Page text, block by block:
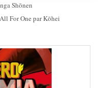
Shōnen
For One par Kōhei